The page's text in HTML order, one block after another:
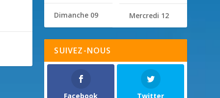
Dimanche 09 Mercredi 12
SUIVEZ-NOUS
Facebook Twitter